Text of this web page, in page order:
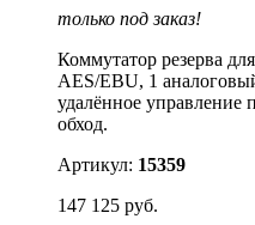
только под заказ!
Коммутатор резерва
AES/EBU, 1
удалённое управление
обход.
Артикул: 15359
147 125 руб.